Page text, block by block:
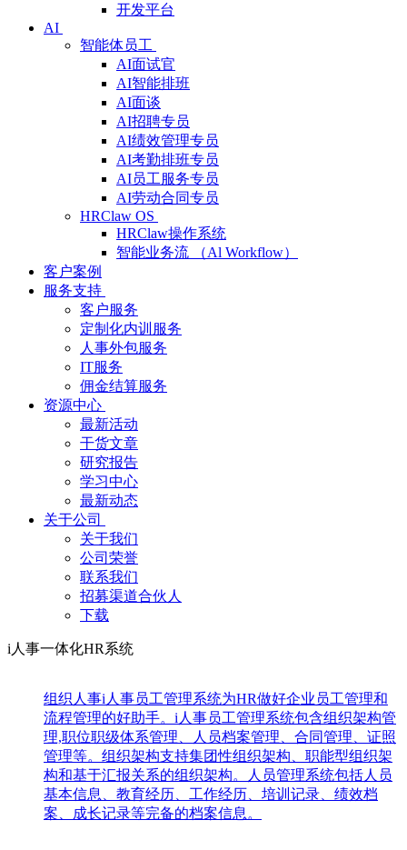
开发平台
AI
智能体员工
AI面试官
AI智能排班
AI面谈
AI招聘专员
AI绩效管理专员
AI考勤排班专员
AI员工服务专员
AI劳动合同专员
HRClaw OS
HRClaw操作系统
智能业务流 （Al Workflow）
客户案例
服务支持
客户服务
定制化内训服务
人事外包服务
IT服务
佣金结算服务
资源中心
最新活动
干货文章
研究报告
学习中心
最新动态
关于公司
关于我们
公司荣誉
联系我们
招募渠道合伙人
下载
i人事一体化HR系统
组织人事i人事员工管理系统为HR做好企业员工管理和
流程管理的好助手。i人事员工管理系统包含组织架构管
理,职位职级体系管理、人员档案管理、合同管理、证照
管理等。组织架构支持集团性组织架构、职能型组织架
构和基于汇报关系的组织架构。人员管理系统包括人员
基本信息、教育经历、工作经历、培训记录、绩效档
案、成长记录等完备的档案信息。